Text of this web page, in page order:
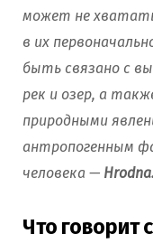
может не
в их
быть связано с
рек и озер, а
природными
антропогенным
человека —
Что говорит